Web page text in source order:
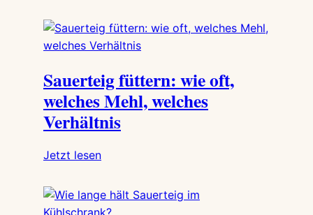
zum
italienischen
Sauerteig füttern: wie oft,
welches Mehl, welches
Verhältnis
Jetzt lesen:
füttern:
wie